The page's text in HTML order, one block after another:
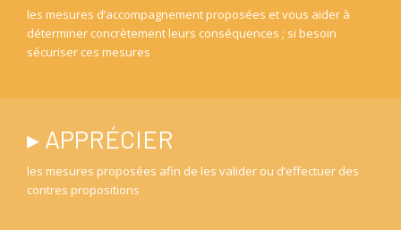
les mesures d’accompagnement proposées et vous aider à
déterminer concrètement leurs conséquences ; si besoin
sécuriser ces mesures
▸ APPRÉCIER
les mesures proposées afin de les valider ou d’effectuer des
contres propositions